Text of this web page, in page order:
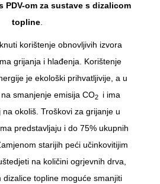
PDV-om za sustave s dizalicom
topline
korištenje obnovljivih izvora
grijanja i hlađenja. Korištenje
je ekološki prihvatljivije, a u
smanjenje emisija CO2
i ima
na okoliš. Troškovi za grijanje u
predstavljaju i do 75% ukupnih
starijih peći učinkovitijim
na količini ogrjevnih drva,
dizalice topline moguće smanjiti